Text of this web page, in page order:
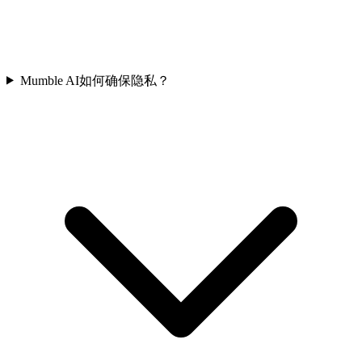
Mumble AI如何确保隐私？